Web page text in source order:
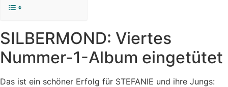
SILBERMOND: Viertes
Nummer-1-Album eingetütet
Das ist ein schöner Erfolg für STEFANIE und ihre Jungs: